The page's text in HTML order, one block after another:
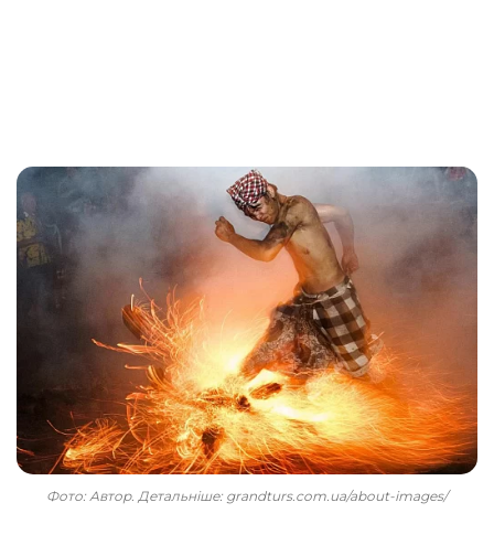
Фото: Автор. Детальніше: grandturs.com.ua/about-images/